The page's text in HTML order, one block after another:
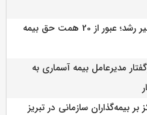
بیمه کوثر در مسیر رشد؛ عبور از 20 همت حق بیمه
مدیرعامل بیمه آسماری به
بر بیمه‌گذاران سازمانی در تبریز